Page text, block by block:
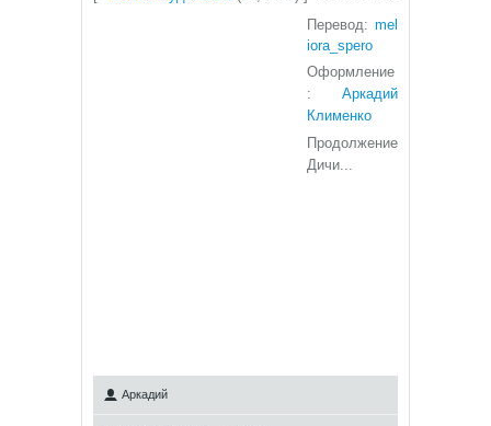
Перевод: mel
iora_spero
Оформление
: Аркадий
Клименко
Продолжение
Дичи...
Аркадий